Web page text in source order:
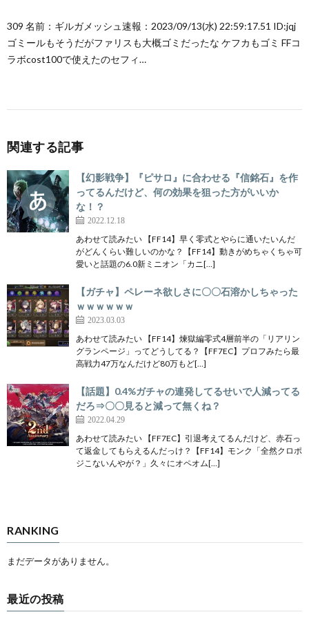
309 名前：ギルガメッシュ速報：2023/09/13(水) 22:59:17.51 ID:jqj
ゴミールもそうだがファリスも大概ゴミだったな ケフカもゴミ FFコ
ラボcost100で使えたのセフィ…
関連する記事
【幻影戦争】『ピサロ』に合わせる『信銘石』を作
ってるんだけど、何の効果を狙った方がいいか
な！？
2022.12.18
あわせて読みたい 【FF14】早く零式とやらに通いたいんだ
がどんくらい難しいのかな？【FF14】動きがめちゃくちゃ可
愛いと話題の6.0新ミニオン「カニ[…]
【ガチャ】ペレーネ欲しさに〇〇石溶かしちゃった
ｗｗｗｗｗｗ
2023.03.03
あわせて読みたい 【FF14】煉獄編零式4層前半の「リアリン
グランページ」ってどうしてる？【FF7EC】プロフみたら最
高戦力47万なんだけど80万もど[…]
【話題】0.4%ガチャの連発してるせいで人減ってる
だろ⇒〇〇見ると減って無くね？
2022.04.29
あわせて読みたい 【FF7EC】引退考えてるんだけど、赤石っ
て返金してもらえるんだっけ？【FF14】モンク「全然クロポ
ジこないんやが？」久々にオペオム[…]
RANKING
まだデータがありません。
最近の投稿